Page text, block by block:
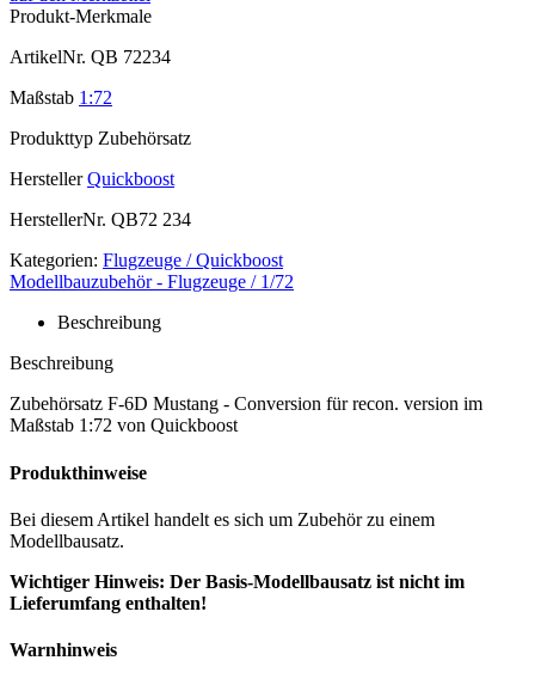
Produkt-Merkmale
ArtikelNr. QB 72234
Maßstab 1:72
Produkttyp Zubehörsatz
Hersteller Quickboost
HerstellerNr. QB72 234
Kategorien: Flugzeuge / Quickboost
Modellbauzubehör - Flugzeuge / 1/72
Beschreibung
Beschreibung
Zubehörsatz F-6D Mustang - Conversion für recon. version im
Maßstab 1:72 von Quickboost
Produkthinweise
Bei diesem Artikel handelt es sich um Zubehör zu einem
Modellbausatz.
Wichtiger Hinweis: Der Basis-Modellbausatz ist nicht im
Lieferumfang enthalten!
Warnhinweis